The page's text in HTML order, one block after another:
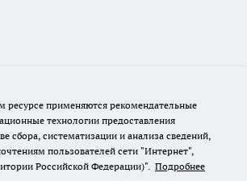
применяются рекомендательные
технологии предоставления
сбора, систематизации и анализа сведений,
пользователей сети "Интернет",
Российской Федерации)". Подробнее